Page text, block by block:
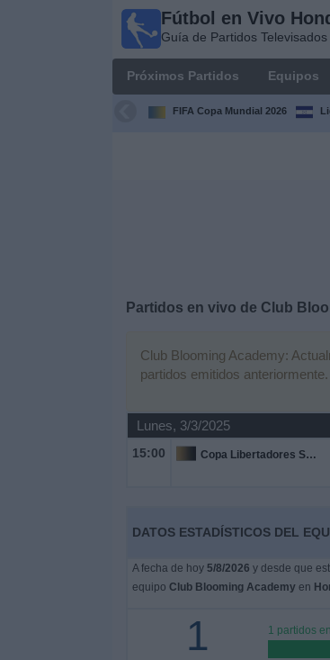
Fútbol en Vivo
Guía de Partidos Televisados
Próximos Partidos Equipos
FIFA Copa Mundial 2026
Partidos en vivo de Club
Club Blooming Academy:
partidos emitidos anteriormente.
Lunes, 3/3/2025
15:00 Copa Libertadores Sub-20
DATOS ESTADÍSTICOS DEL
A fecha de hoy 5/8/2026 y desde que
equipo Club Blooming Academyen
1 1 partidos
Fútbol en
Honduras